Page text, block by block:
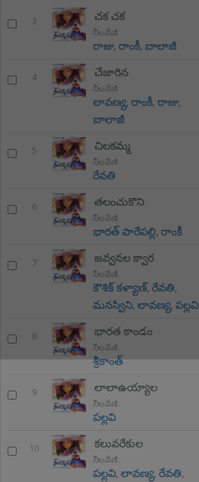
3 చక చక
నీలవేణి
రాజు,రాంకీ,బాలాజీ
4 చేజారిన
నీలవేణి
లావణ్య,రాంకీ,రాజు,
బాలాజీ
5 చిలకమ్మ
నీలవేణి
రేవతి
6 తలంచుకొని
నీలవేణి
భారత్ పారేపల్లి,రాంకీ
7 జవ్వనల క్వార
నీలవేణి
కౌశిక్ కళ్యాణ్,రేవతి,
మనస్విని,లావణ్య,పల్లవి
8 భారత కాండం
నీలవేణి
శ్రీకాంత్
9 లాలాఉయ్యాల
నీలవేణి
పల్లవి
10 కలువరేకుల
నీలవేణి
పల్లవి,లావణ్య,రేవతి,